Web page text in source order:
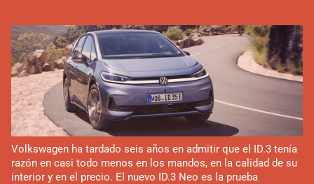
Volkswagen ha tardado seis años en admitir que el ID.3 tenía
razón en casi todo menos en los mandos, en la calidad de su
interior y en el precio. El nuevo ID.3 Neo es la prueba